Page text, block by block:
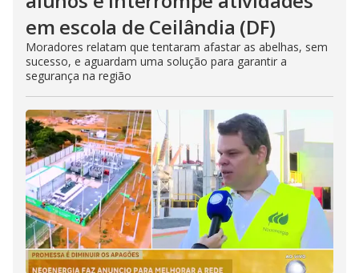
em escola de Ceilândia (DF)
Moradores relatam que tentaram afastar as abelhas, sem
sucesso, e aguardam uma solução para garantir a
segurança na região